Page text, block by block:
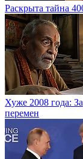
Раскрыта тайна
Хуже 2008 года:
перемен